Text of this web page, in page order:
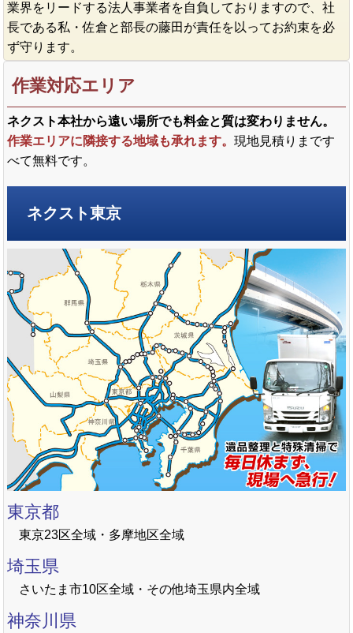
業界をリードする法人事業者を自負しておりますので、社
長である私・佐倉と部長の藤田が責任を以ってお約束を必
ず守ります。
作業対応エリア
ネクスト本社から遠い場所でも料金と質は変わりません。
作業エリアに隣接する地域も承れます。現地見積りまです
べて無料です。
ネクスト東京
東京都
東京23区全域・多摩地区全域
埼玉県
さいたま市10区全域・その他埼玉県内全域
神奈川県